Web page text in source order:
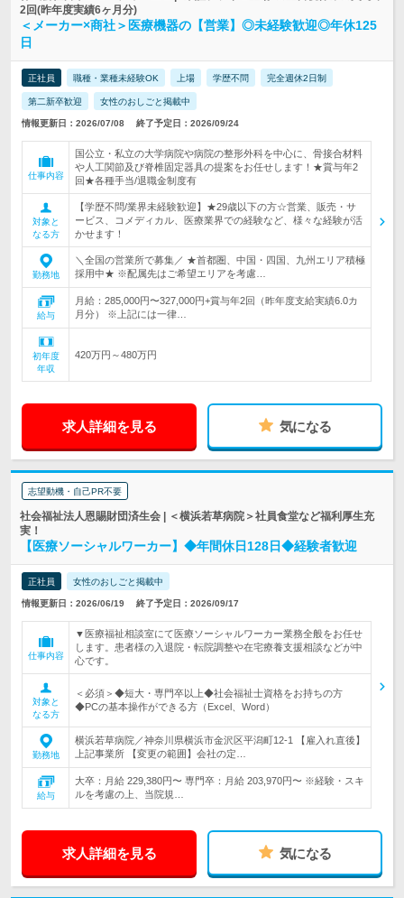
2回(昨年度実績6ヶ月分)
＜メーカー×商社＞医療機器の【営業】◎未経験歓迎◎年休125
日
正社員 職種・業種未経験OK 上場 学歴不問 完全週休2日制
第二新卒歓迎 女性のおしごと掲載中
情報更新日：2026/07/08 終了予定日：2026/09/24
仕事内容
国公立・私立の大学病院や病院の整形外科を中心に、骨接合材料
や人工関節及び脊椎固定器具の提案をお任せします！★賞与年2
回★各種手当/退職金制度有
対象と
なる方
【学歴不問/業界未経験歓迎】★29歳以下の方☆営業、販売・サ
ービス、コメディカル、医療業界での経験など、様々な経験が活
かせます！
勤務地
＼全国の営業所で募集／ ★首都圏、中国・四国、九州エリア積極
採用中★ ※配属先はご希望エリアを考慮…
給与
月給：285,000円〜327,000円+賞与年2回（昨年度支給実績6.0カ
月分） ※上記には一律…
初年度
年収
420万円～480万円
求人詳細を見る 気になる
志望動機・自己PR不要
社会福祉法人恩賜財団済生会 | ＜横浜若草病院＞社員食堂など福利厚生充
実！
【医療ソーシャルワーカー】◆年間休日128日◆経験者歓迎
正社員 女性のおしごと掲載中
情報更新日：2026/06/19 終了予定日：2026/09/17
仕事内容
▼医療福祉相談室にて医療ソーシャルワーカー業務全般をお任せ
します。患者様の入退院・転院調整や在宅療養支援相談などが中
心です。
対象と
なる方
＜必須＞◆短大・専門卒以上◆社会福祉士資格をお持ちの方
◆PCの基本操作ができる方（Excel、Word）
勤務地
横浜若草病院／神奈川県横浜市金沢区平潟町12-1 【雇入れ直後】
上記事業所 【変更の範囲】会社の定…
給与
大卒：月給 229,380円〜 専門卒：月給 203,970円〜 ※経験・スキ
ルを考慮の上、当院規…
求人詳細を見る 気になる